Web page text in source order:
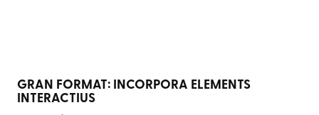
GRAN FORMAT: INCORPORA ELEMENTS
INTERACTIUS